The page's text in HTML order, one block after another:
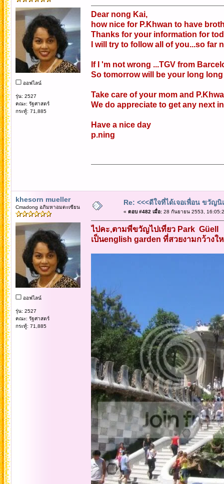
ออฟไลน์
รุ่น: 2527
คณะ: รัฐศาสตร์
กระทู้: 71,885
Dear nong Kai,
how nice for P.Khwan to have
Thanks for your information for
I will try to follow all of you...so far
If I 'm not wrong ...TGV from
So tomorrow will be your long
Take care of your mom and
We do appreciate to get any next
Have a nice day
p.ning
khesorn mueller
Cmadong อภิมหาอมตะเซียน
ออฟไลน์
รุ่น: 2527
คณะ: รัฐศาสตร์
กระทู้: 71,885
Re: <<<ดีใจที่ได้เจอเพื่อน ขวัญนิ
« ตอบ #482 เมื่อ:28 กันยายน 2553,
ไปคะ,ตามพี่ขวัญไปเที่ยว Park Güell
เป็นenglish garden ที่สวยงามกว้างใ